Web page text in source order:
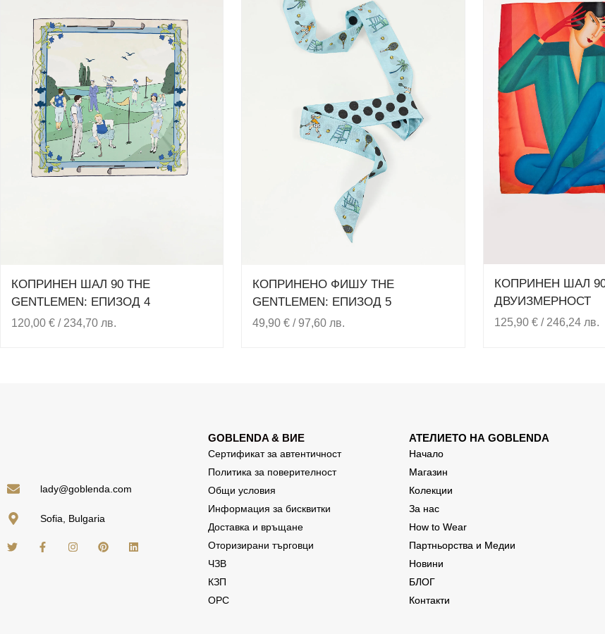
КОПРИНЕН ШАЛ 90 THE
GENTLEMEN: ЕПИЗОД 4
120,00 € / 234,70 лв.
КОПРИНЕНО ФИШУ THE
GENTLEMEN: ЕПИЗОД 5
49,90€ / 97,60 лв.
КОПРИНЕН ШАЛ
ДВУИЗМЕРНОСТ
125,90 €/ 246,24 лв.
lady@goblenda.com
Sofia, Bulgaria
GOBLENDA & ВИЕ
Сертификат за автентичност
Политика за поверителност
Общи условия
Информация за бисквитки
Доставка и връщане
Оторизирани търговци
ЧЗВ
КЗП
ОРС
АТЕЛИЕТО НА GOBLENDA
Начало
Магазин
Колекции
За нас
How to Wear
Партньорства и Медии
Новини
БЛОГ
Контакти